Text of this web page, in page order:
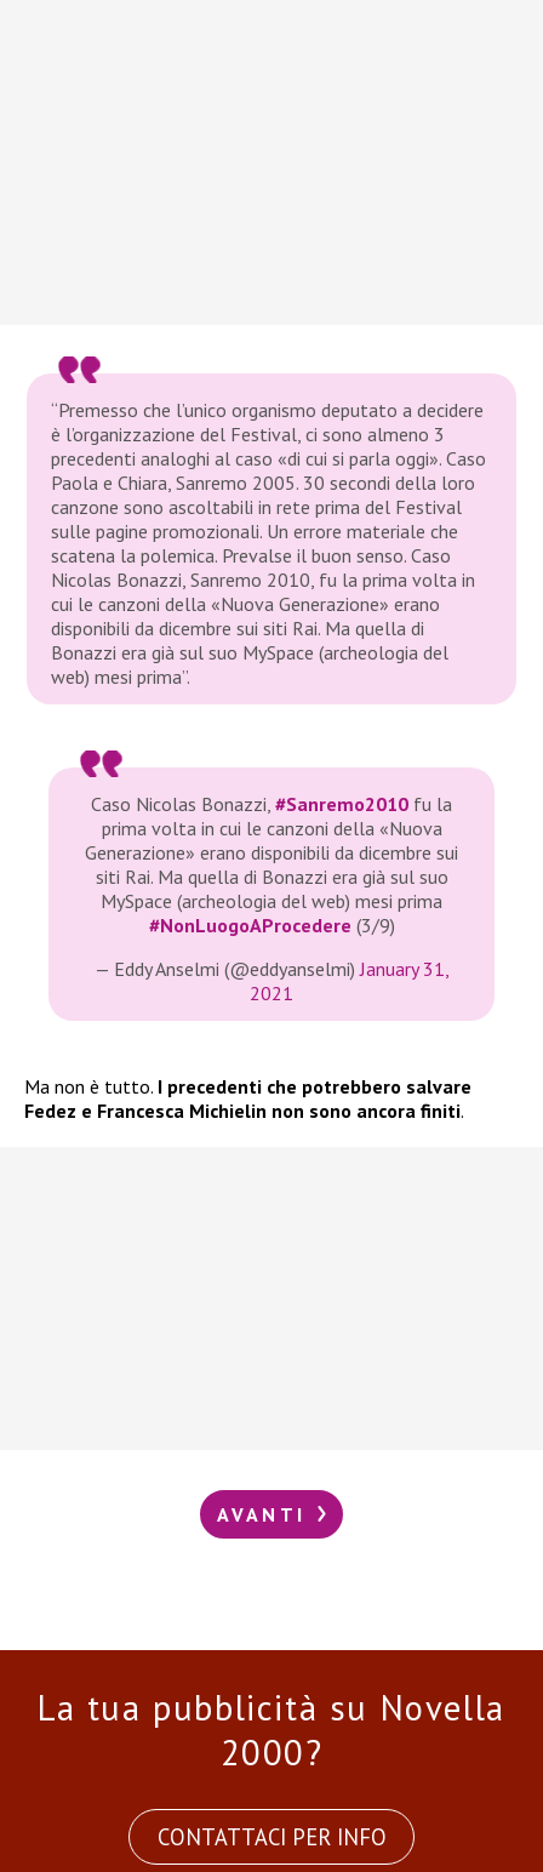
“Premesso che l’unico organismo deputato a decidere
è l’organizzazione del Festival, ci sono almeno 3
precedenti analoghi al caso «di cui si parla oggi». Caso
Paola e Chiara, Sanremo 2005. 30 secondi della loro
canzone sono ascoltabili in rete prima del Festival
sulle pagine promozionali. Un errore materiale che
scatena la polemica. Prevalse il buon senso. Caso
Nicolas Bonazzi, Sanremo 2010, fu la prima volta in
cui le canzoni della «Nuova Generazione» erano
disponibili da dicembre sui siti Rai. Ma quella di
Bonazzi era già sul suo MySpace (archeologia del
web) mesi prima”.
Caso Nicolas Bonazzi, #Sanremo2010 fu la
prima volta in cui le canzoni della «Nuova
Generazione» erano disponibili da dicembre sui
siti Rai. Ma quella di Bonazzi era già sul suo
MySpace (archeologia del web) mesi prima
#NonLuogoAProcedere (3/9)
— Eddy Anselmi (@eddyanselmi)January 31,
2021
Ma non è tutto. I precedenti che potrebbero salvare
Fedez e Francesca Michielin non sono ancora finiti.
AVANTI
La tua pubblicità su Novella
2000?
CONTATTACI PER INFO